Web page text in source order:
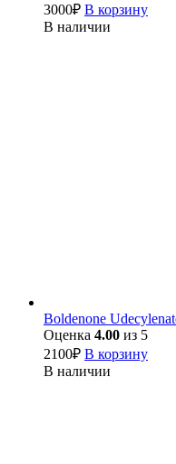
3000₽ В корзину
В наличии
Boldenone
Оценка 4.00 из 5
2100₽ В корзину
В наличии